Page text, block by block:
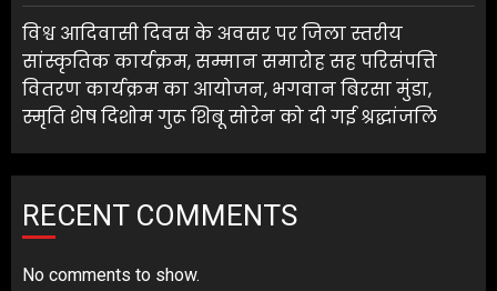
विश्व आदिवासी दिवस के अवसर पर जिला स्तरीय
सांस्कृतिक कार्यक्रम, सम्मान समारोह सह परिसंपत्ति
वितरण कार्यक्रम का आयोजन, भगवान बिरसा मुंडा,
स्मृति शेष दिशोम गुरू शिबू सोरेन को दी गई श्रद्धांजलि
RECENT COMMENTS
No comments to show.